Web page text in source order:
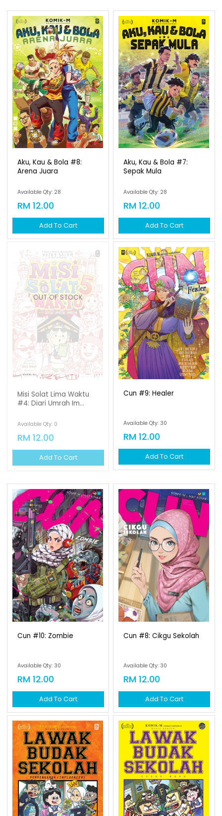
Aku, Kau & Bola #8:
Arena Juara
Available Qty: 28
RM 12.00
Add To Cart
Aku, Kau & Bola #7:
Sepak Mula
Available Qty: 28
RM 12.00
Add To Cart
OUT OF STOCK
Misi Solat Lima Waktu
#4: Diari Umrah Im...
Available Qty: 0
RM 12.00
Add To Cart
Cun #9: Healer
Available Qty: 30
RM 12.00
Add To Cart
Cun #10: Zombie
Available Qty: 30
RM 12.00
Add To Cart
Cun #8: Cikgu Sekolah
Available Qty: 30
RM 12.00
Add To Cart